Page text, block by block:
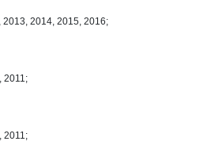
2014, 2015, 2016;
2011;
2011;